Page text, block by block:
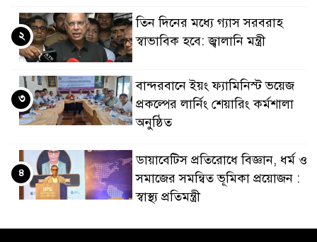
তিন দিনের মধ্যে গ্যাস সরবরাহ
স্বাভাবিক হবে: জ্বালানি মন্ত্রী
২
বান্দরবানে ইয়ং ফ্যামিনিস্ট ভয়েজ
প্রকল্পের লার্নিং শেয়ারিং কর্মশালা
অনুষ্ঠিত
৩
ডায়াবেটিস প্রতিরোধে বিজ্ঞান, ধর্ম ও
সমাজের সমন্বিত ভূমিকা প্রয়োজন :
স্বাস্থ্য প্রতিমন্ত্রী
৪